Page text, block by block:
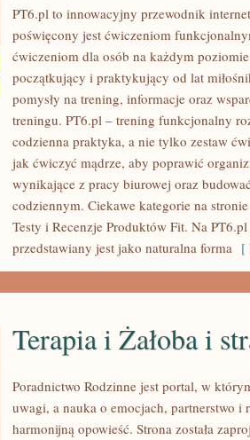
CARDIO
WYTRZYMAŁOŚĆ
PT6.pl to innowacyjny przewodnik
poświęcony jest ćwiczeniom
ćwiczeniom dla osób na każdym
początkujący i praktykujący od lat
pomysły na trening, informacje oraz
treningu. PT6.pl – trening funkcjonalny
codzienna praktyka, a nie tylko zestaw
jak ćwiczyć mądrze, aby poprawić
wynikające z pracy biurowej oraz
codziennym. Ciekawe kategorie na
Testy i Recenzje Produktów Fit. Na
przedstawiany jest jako naturalna forma [
Terapia i Żałoba i
Poradnictwo Rodzinne jest portal, w
uwagi, a nauka o emocjach, partnerstwo i
harmonijną opowieść. Strona została